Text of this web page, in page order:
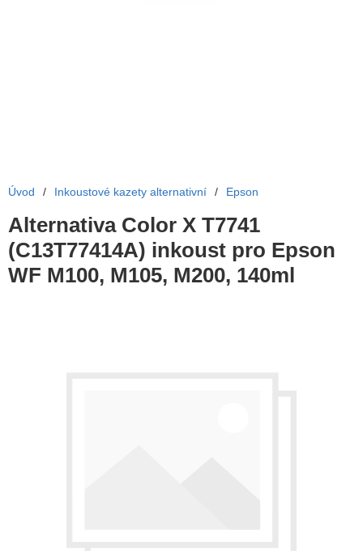
Úvod / Inkoustové kazety alternativní / Epson
Alternativa Color X T7741
(C13T77414A) inkoust pro Epson
WF M100, M105, M200, 140ml